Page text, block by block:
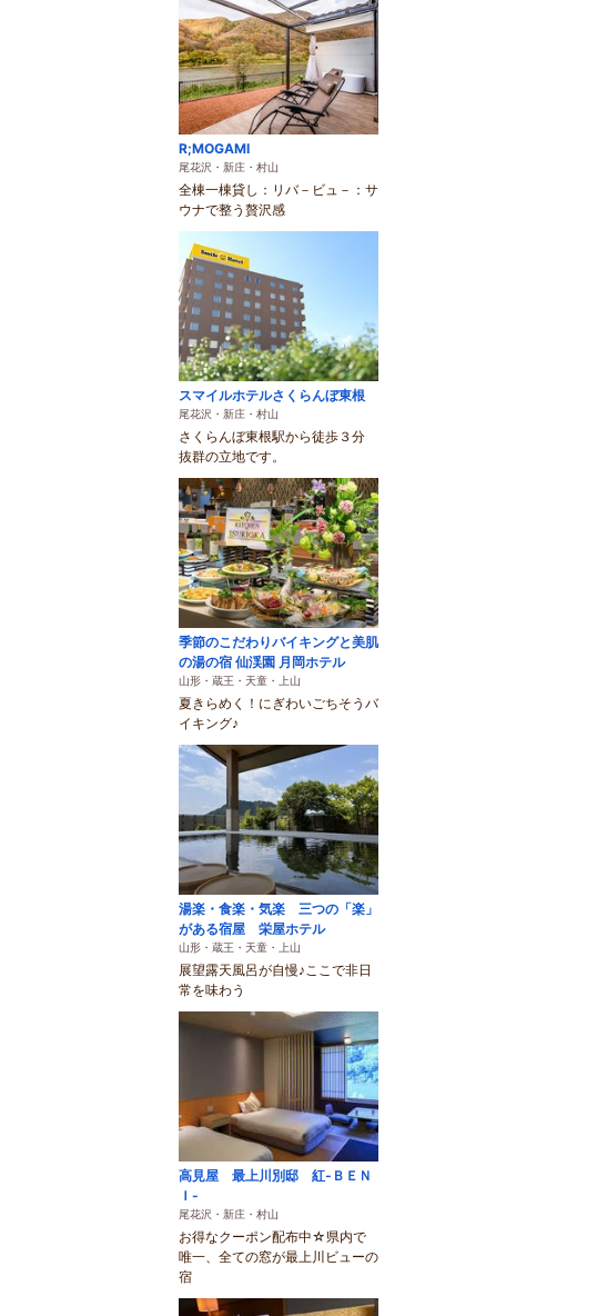
R;MOGAMI
尾花沢・新庄・村山
全棟一棟貸し：リバ－ビュ－：サ
ウナで整う贅沢感
スマイルホテルさくらんぼ東根
尾花沢・新庄・村山
さくらんぼ東根駅から徒歩３分
抜群の立地です。
季節のこだわりバイキングと美肌
の湯の宿 仙渓園 月岡ホテル
山形・蔵王・天童・上山
夏きらめく！にぎわいごちそうバ
イキング♪
湯楽・食楽・気楽 三つの「楽」
がある宿屋 栄屋ホテル
山形・蔵王・天童・上山
展望露天風呂が自慢♪ここで非日
常を味わう
高見屋 最上川別邸 紅-ＢＥＮ
Ｉ-
尾花沢・新庄・村山
お得なクーポン配布中☆県内で
唯一、全ての窓が最上川ビューの
宿